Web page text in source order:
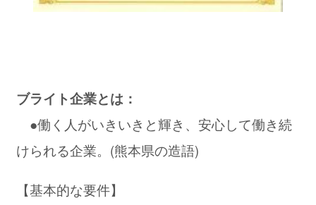
ブライト企業とは：
●働く人がいきいきと輝き、安心して働き続
けられる企業。(熊本県の造語)
【基本的な要件】